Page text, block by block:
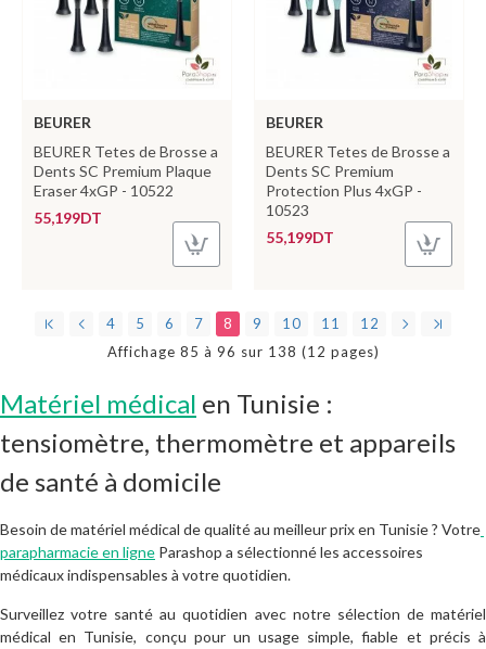
BEURER
BEURER Tetes de Brosse a
Dents SC Premium Plaque
Eraser 4xGP - 10522
55,199DT
BEURER
BEURER Tetes de Brosse a
Dents SC Premium
Protection Plus 4xGP -
10523
55,199DT
4 5 6 7 8 9 10 11
12
Affichage 85 à 96 sur 138 (12 pages)
Matériel médical en Tunisie :
tensiomètre, thermomètre et appareils
de santé à domicile
Besoin de matériel médical de qualité au meilleur prix en Tunisie ? Votre
parapharmacie en ligne Parashop a sélectionné les accessoires
médicaux indispensables à votre quotidien.
Surveillez votre santé au quotidien avec notre sélection de matériel
médical en Tunisie, conçu pour un usage simple, fiable et précis à